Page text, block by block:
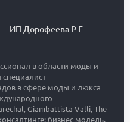
— ИП Дорофеева Р.Е.
в области моды и
в сфере моды и люкса
Giambattista Valli, The
бизнес модель,